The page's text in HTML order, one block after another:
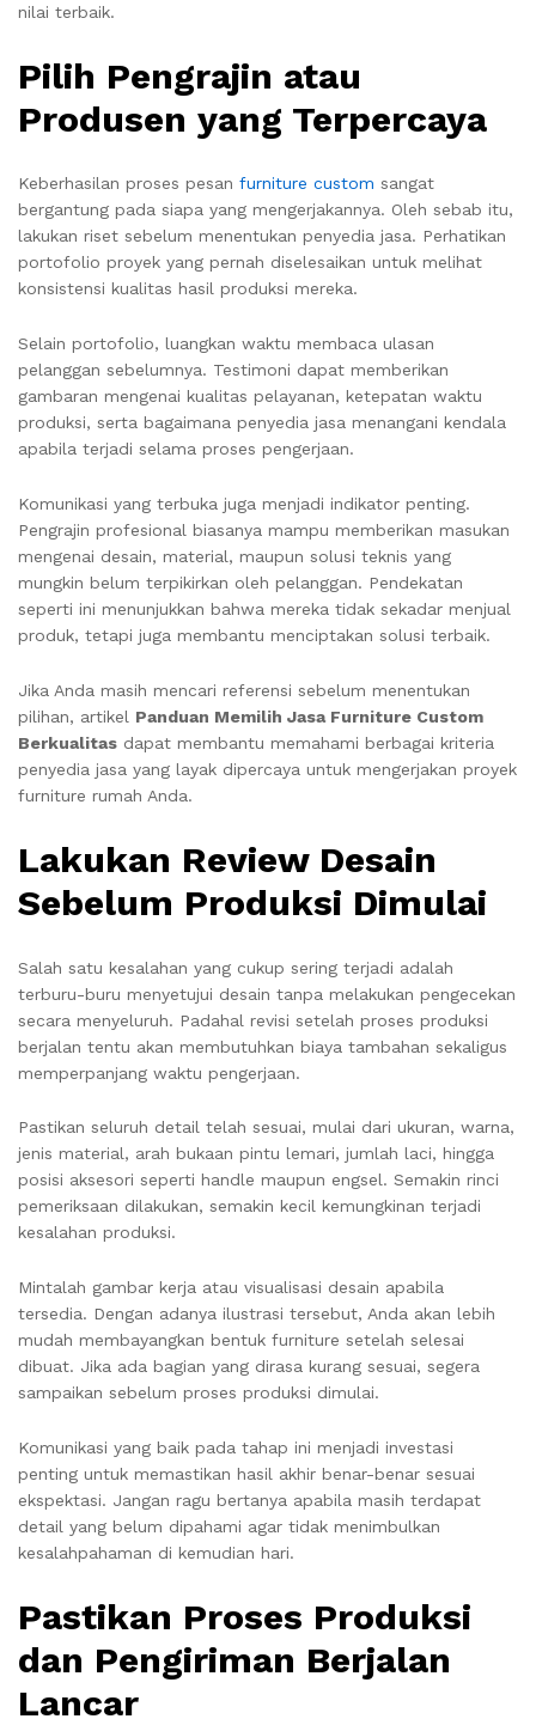
nilai terbaik.
Pilih Pengrajin atau
Produsen yang Terpercaya
Keberhasilan proses pesan furniture custom sangat
bergantung pada siapa yang mengerjakannya. Oleh sebab itu,
lakukan riset sebelum menentukan penyedia jasa. Perhatikan
portofolio proyek yang pernah diselesaikan untuk melihat
konsistensi kualitas hasil produksi mereka.
Selain portofolio, luangkan waktu membaca ulasan
pelanggan sebelumnya. Testimoni dapat memberikan
gambaran mengenai kualitas pelayanan, ketepatan waktu
produksi, serta bagaimana penyedia jasa menangani kendala
apabila terjadi selama proses pengerjaan.
Komunikasi yang terbuka juga menjadi indikator penting.
Pengrajin profesional biasanya mampu memberikan masukan
mengenai desain, material, maupun solusi teknis yang
mungkin belum terpikirkan oleh pelanggan. Pendekatan
seperti ini menunjukkan bahwa mereka tidak sekadar menjual
produk, tetapi juga membantu menciptakan solusi terbaik.
Jika Anda masih mencari referensi sebelum menentukan
pilihan, artikel Panduan Memilih Jasa Furniture Custom
Berkualitas dapat membantu memahami berbagai kriteria
penyedia jasa yang layak dipercaya untuk mengerjakan proyek
furniture rumah Anda.
Lakukan Review Desain
Sebelum Produksi Dimulai
Salah satu kesalahan yang cukup sering terjadi adalah
terburu-buru menyetujui desain tanpa melakukan pengecekan
secara menyeluruh. Padahal revisi setelah proses produksi
berjalan tentu akan membutuhkan biaya tambahan sekaligus
memperpanjang waktu pengerjaan.
Pastikan seluruh detail telah sesuai, mulai dari ukuran, warna,
jenis material, arah bukaan pintu lemari, jumlah laci, hingga
posisi aksesori seperti handle maupun engsel. Semakin rinci
pemeriksaan dilakukan, semakin kecil kemungkinan terjadi
kesalahan produksi.
Mintalah gambar kerja atau visualisasi desain apabila
tersedia. Dengan adanya ilustrasi tersebut, Anda akan lebih
mudah membayangkan bentuk furniture setelah selesai
dibuat. Jika ada bagian yang dirasa kurang sesuai, segera
sampaikan sebelum proses produksi dimulai.
Komunikasi yang baik pada tahap ini menjadi investasi
penting untuk memastikan hasil akhir benar-benar sesuai
ekspektasi. Jangan ragu bertanya apabila masih terdapat
detail yang belum dipahami agar tidak menimbulkan
kesalahpahaman di kemudian hari.
Pastikan Proses Produksi
dan Pengiriman Berjalan
Lancar